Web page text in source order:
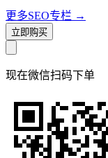
更多SEO专栏 →
立即购买
现在微信扫码下单